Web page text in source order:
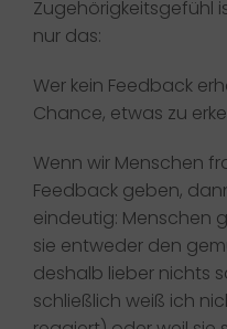
Zugehörigkeitsgefühl
nur das:
Wer kein Feedback
Chance, etwas zu
Wenn wir Menschen
Feedback geben,
eindeutig: Menschen
sie entweder den
deshalb lieber nichts
schließlich weiß ich